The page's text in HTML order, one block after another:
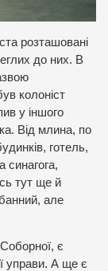
розташовані
до них. В
колоніст
у іншого
Від млина, по
готель,
синагога,
тут ще й
але
є
управи. А ще є